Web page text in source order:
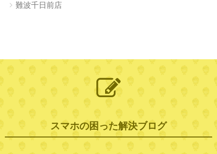
難波千日前店
スマホの困った解決ブログ